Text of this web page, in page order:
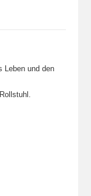
Leben und den